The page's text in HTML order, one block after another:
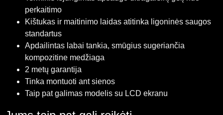
perkaitimo
Kištukas ir maitinimo laidas atitinka ligoninės saugos
standartus
Apdailintas labai tankia, smūgius sugeriančia
kompozitine medžiaga
2 metų garantija
Tinka montuoti ant sienos
Taip pat galimas modelis su LCD ekranu